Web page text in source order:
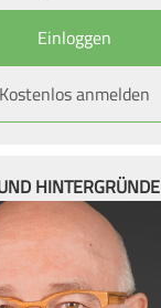
Kostenlos anmelden
HINTERGRÜNDE